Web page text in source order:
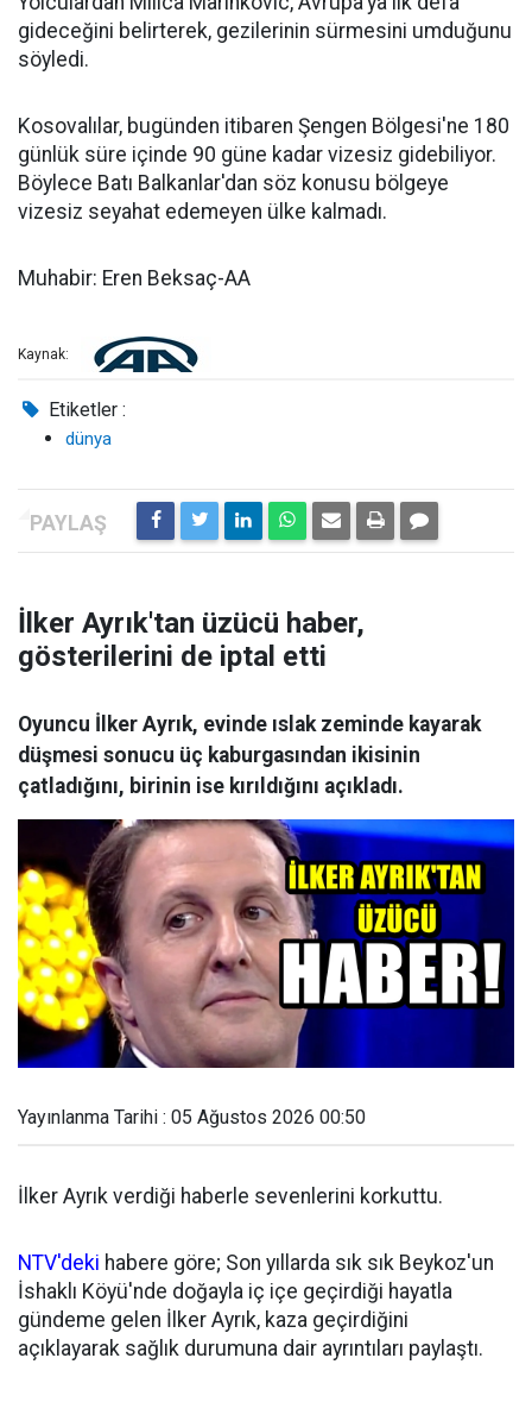
gideceğini belirterek, gezilerinin sürmesini umduğunu
söyledi.
Kosovalılar, bugünden itibaren Şengen Bölgesi'ne 180
günlük süre içinde 90 güne kadar vizesiz gidebiliyor.
Böylece Batı Balkanlar'dan söz konusu bölgeye
vizesiz seyahat edemeyen ülke kalmadı.
Muhabir: Eren Beksaç-AA
Kaynak:
Etiketler :
dünya
İlker Ayrık'tan üzücü haber,
gösterilerini de iptal etti
Oyuncu İlker Ayrık, evinde ıslak zeminde kayarak
düşmesi sonucu üç kaburgasından ikisinin
çatladığını, birinin ise kırıldığını açıkladı.
Yayınlanma Tarihi : 05 Ağustos 2026 00:50
İlker Ayrık verdiği haberle sevenlerini korkuttu.
NTV'deki habere göre; Son yıllarda sık sık Beykoz'un
İshaklı Köyü'nde doğayla iç içe geçirdiği hayatla
gündeme gelen İlker Ayrık, kaza geçirdiğini
açıklayarak sağlık durumuna dair ayrıntıları paylaştı.